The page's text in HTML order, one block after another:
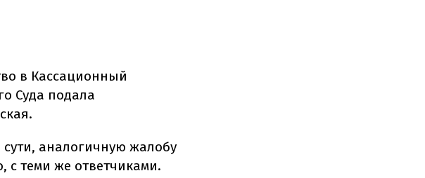
в Кассационный
Суда подала
сути, аналогичную жалобу
теми же ответчиками.